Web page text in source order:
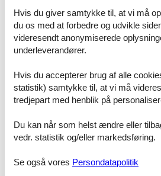
sommerhuset har I kort afstand til
gåture langs stranden eller prøve
omkringliggende område byder på
også nemt tage på udflugter til
opleve Langelands spændende
smukke natur, er mulighederne mange
Rumindretning
Dobbeltseng - 140x200 cm
Hvis du giver samtykke til, at vi må
du os med at forbedre og udvikle
videresendt anonymiserede
underleverandører.
Hvis du accepterer brug af alle
statistik) samtykke til, at vi må
tredjepart med henblik på
Du kan når som helst ændre eller
vedr. statistik og/eller markedsføring.
Se også vores Persondatapolitik